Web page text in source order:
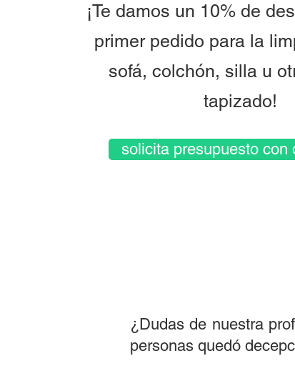
¡Te damos un 10% de
primer pedido para la
sofá, colchón, silla u
tapizado!
solicita presupuesto con
¿Dudas de nuestra
personas quedó